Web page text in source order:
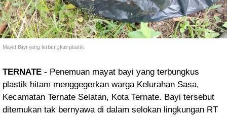
Mayat Bayi yang terbungkus plastik.
TERNATE - Penemuan mayat bayi yang terbungkus
plastik hitam menggegerkan warga Kelurahan Sasa,
Kecamatan Ternate Selatan, Kota Ternate. Bayi tersebut
ditemukan tak bernyawa di dalam selokan lingkungan RT